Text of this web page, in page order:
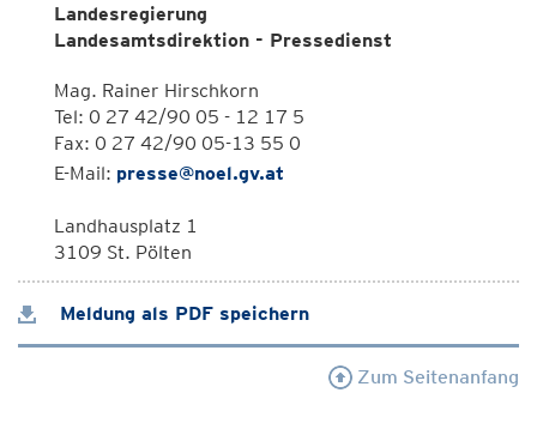
Landesregierung
Landesamtsdirektion - Pressedienst
Mag. Rainer Hirschkorn
Tel: 0 27 42/90 05 - 12 17 5
Fax: 0 27 42/90 05-13 55 0
E-Mail: presse@noel.gv.at
Landhausplatz 1
3109 St. Pölten
Meldung als PDF speichern
Zum Seitenanfang